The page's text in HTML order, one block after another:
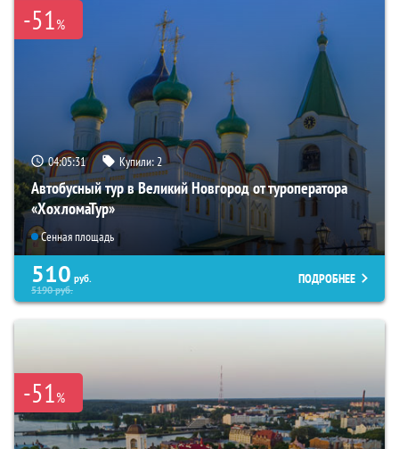
-51%
04:05:30 Купили:2
Автобусный тур в Великий Новгород от туроператора
«ХохломаТур»
Сенная площадь
510 руб.
5190руб.
ПОДРОБНЕЕ
-51%